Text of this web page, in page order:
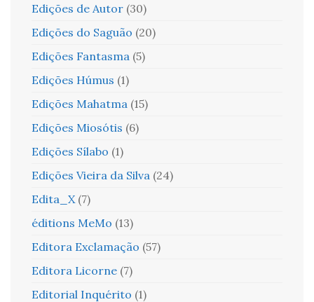
Edições de Autor (30)
Edições do Saguão (20)
Edições Fantasma (5)
Edições Húmus (1)
Edições Mahatma (15)
Edições Miosótis (6)
Edições Sílabo (1)
Edições Vieira da Silva (24)
Edita_X (7)
éditions MeMo (13)
Editora Exclamação (57)
Editora Licorne (7)
Editorial Inquérito (1)